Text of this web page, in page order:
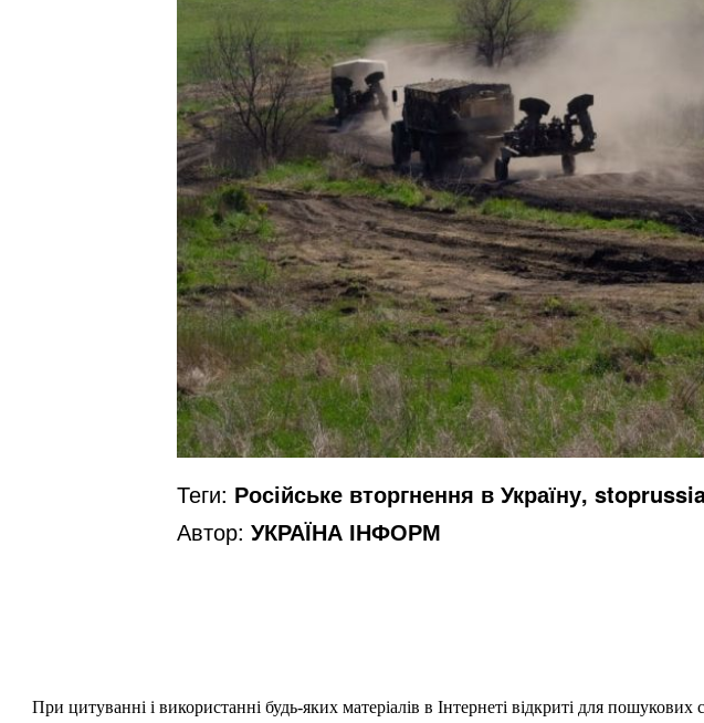
Теги: Російське вторгнення в Україну,
Автор: УКРАЇНА ІНФОРМ
При цитуванні і використанні будь-яких матеріалів в Інтернеті відкриті для